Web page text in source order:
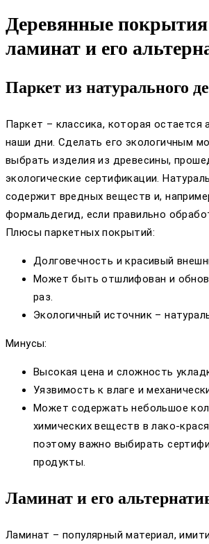
Деревянные
ламинат и его
Паркет из натурального
Паркет – классика, которая остается
наши дни. Сделать его экологичным
выбрать изделия из древесины,
экологические сертификации.
содержит вредных веществ и,
формальдегид, если правильно
Плюсы паркетных покрытий:
Долговечность и красивый
Может быть отшлифован и
раз.
Экологичный источник –
Минусы:
Высокая цена и сложность
Уязвимость к влаге и
Может содержать небольшое
химических веществ в лако-
поэтому важно выбирать
продукты.
Ламинат и его
Ламинат – популярный материал,